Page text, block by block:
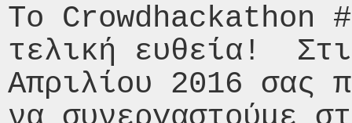
Το Crowdhackathon
τελική ευθεία!
Απριλίου 2016 σας